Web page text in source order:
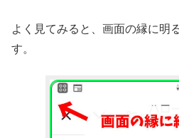
よく見てみると、画面の縁に明
す。